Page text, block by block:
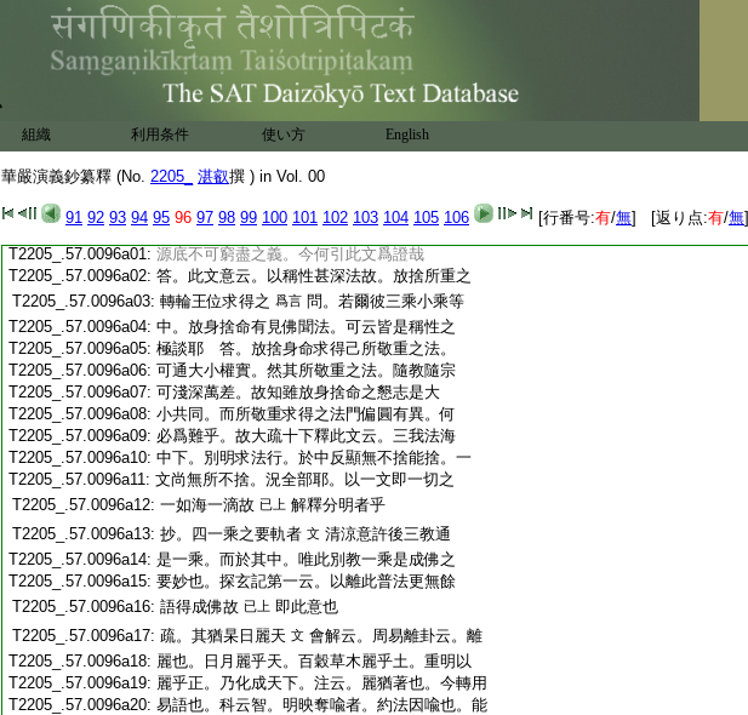
組織 利用条件 使い方 English
華嚴演義鈔纂釋 (No. 2205_ 湛叡撰 ) in Vol. 00
91 92 93 94 95 96 97 98 99 100 101 102 103 104 105 106 [行番号:有/無] [返り点:有/無]
T2205_.57.0095c20:以大海墨須彌聚筆。書寫於此普眼法門。一
T2205_.57.0095c21: 品中一門。一門中一法。一法中一義。一義中
T2205_.57.0095c22:一句。不得少分。何況能盡。釋曰。少分者即一
T2205_.57.0095c23:
字也。以能詮一字全即所詮法界故即無盡。
不同諸宗能詮定非所詮也 已上
十玄門云。所
T2205_.57.0095c25:言教義者。教即是通相別相三乘五乘之教。
T2205_.57.0095c26:即以別教以論別義。所以得理而忘教。若入
T2205_.57.0095c27: 此通宗。而教即義。以同時相應故也
T2205_.57.0095c28:
T2205_.57.0095c29: 抄。普賢語善財 文 問。上以稱性之由。述文句
T2205_.57.0096a01: 源底不可窮盡之義。今何引此文爲證哉
T2205_.57.0096a02: 答。此文意云。以稱性甚深法故。放捨所重之
T2205_.57.0096a03: 轉輪王位求得之 爲言 問。若爾彼三乘小乘等
T2205_.57.0096a04: 中。放身捨命有見佛聞法。可云皆是稱性之
T2205_.57.0096a05: 極談耶 答。放捨身命求得己所敬重之法。
T2205_.57.0096a06: 可通大小權實。然其所敬重之法。隨教隨宗
T2205_.57.0096a07: 可淺深萬差。故知雖放身捨命之懇志是大
T2205_.57.0096a08: 小共同。而所敬重求得之法門偏圓有異。何
T2205_.57.0096a09: 必爲難乎。故大疏十下釋此文云。三我法海
T2205_.57.0096a10: 中下。別明求法行。於中反顯無不捨能捨。一
T2205_.57.0096a11: 文尚無所不捨。況全部耶。以一文即一切之
T2205_.57.0096a12: 一如海一滴故 已上 解釋分明者乎
T2205_.57.0096a13: 抄。四一乘之要軌者 文 清涼意許後三教通
T2205_.57.0096a14: 是一乘。而於其中。唯此別教一乘是成佛之
T2205_.57.0096a15: 要妙也。探玄記第一云。以離此普法更無餘
T2205_.57.0096a16: 語得成佛故 已上 即此意也
T2205_.57.0096a17: 疏。其猶杲日麗天 文 會解云。周易離卦云。離
T2205_.57.0096a18: 麗也。日月麗乎天。百穀草木麗乎土。重明以
T2205_.57.0096a19: 麗乎正。乃化成天下。注云。麗猶著也。今轉用
T2205_.57.0096a20: 易語也。科云智。明映奪喩者。約法因喩也。能